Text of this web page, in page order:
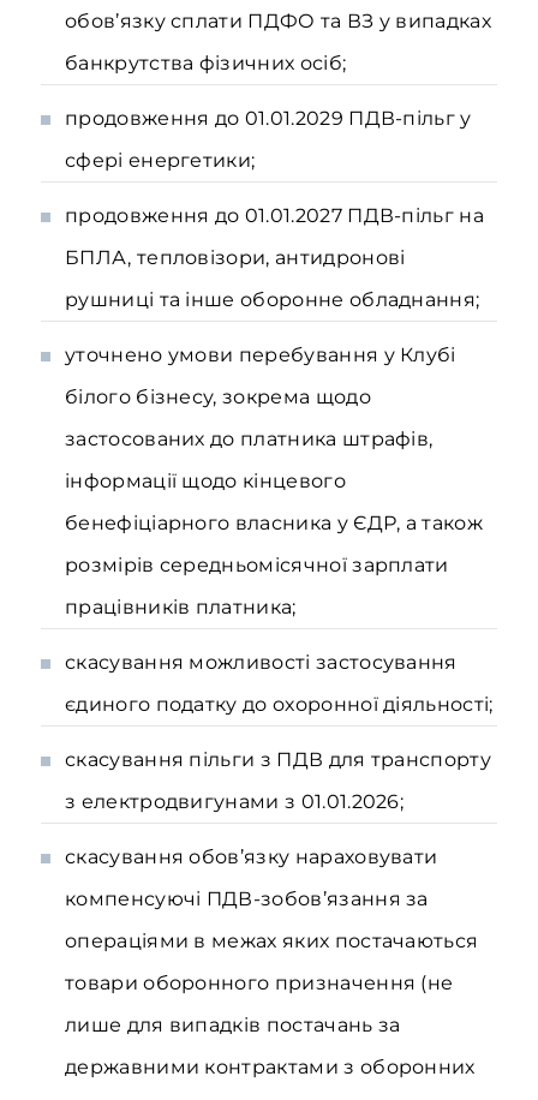
обов’язку сплати ПДФО та ВЗ у випадках
банкрутства фізичних осіб;
продовження до 01.01.2029 ПДВ-пільг у
сфері енергетики;
продовження до 01.01.2027 ПДВ-пільг на
БПЛА, тепловізори, антидронові
рушниці та інше оборонне обладнання;
уточнено умови перебування у Клубі
білого бізнесу, зокрема щодо
застосованих до платника штрафів,
інформації щодо кінцевого
бенефіціарного власника у ЄДР, а також
розмірів середньомісячної зарплати
працівників платника;
скасування можливості застосування
єдиного податку до охоронної діяльності;
скасування пільги з ПДВ для транспорту
з електродвигунами з 01.01.2026;
скасування обов’язку нараховувати
компенсуючі ПДВ-зобов’язання за
операціями в межах яких постачаються
товари оборонного призначення (не
лише для випадків постачань за
державними контрактами з оборонних